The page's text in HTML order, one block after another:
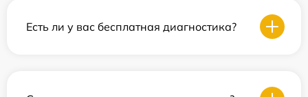
Есть ли у вас бесплатная диагностика?